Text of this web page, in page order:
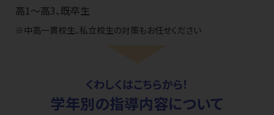
高1〜高3、既卒生
※ 中高一貫校生、私立校生の対策もお任せください
くわしくはこちらから！
学年別の指導内容について